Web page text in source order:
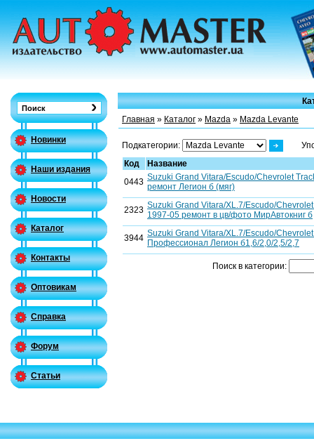
Новинки
Наши издания
Новости
Каталог
Контакты
Оптовикам
Справка
Форум
Статьи
Главная » Каталог » Mazda » Mazda Levante
Подкатегории:
Код
Название
0443 Suzuki Grand Vitara/Escudo/Chevrolet
ремонт Легион б (мяг)
2323 Suzuki Grand Vitara/XL.7/Escudo/
1997-05 ремонт в цв/фото МирАвтокниг б
3944 Suzuki Grand Vitara/XL.7/Escudo/
Профессионал Легион б1,6/2,0/2,5/2,7
Поиск в категории: